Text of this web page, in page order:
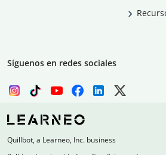
Síguenos en redes sociales
Quillbot, a Learneo, Inc. business